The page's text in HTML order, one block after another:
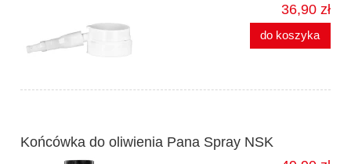
36,90 zł
do koszyka
Końcówka do oliwienia Pana Spray NSK